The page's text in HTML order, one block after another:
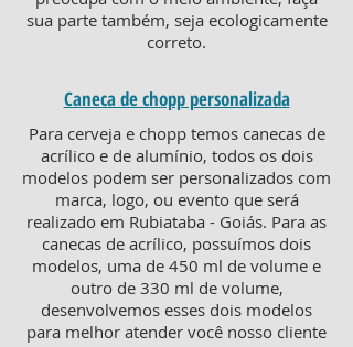
sua parte também, seja ecologicamente
correto.
Caneca de chopp personalizada
Para cerveja e chopp temos canecas de
acrílico e de alumínio, todos os dois
modelos podem ser personalizados com
marca, logo, ou evento que será
realizado em Rubiataba - Goiás. Para as
canecas de acrílico, possuímos dois
modelos, uma de 450 ml de volume e
outro de 330 ml de volume,
desenvolvemos esses dois modelos
para melhor atender você nosso cliente